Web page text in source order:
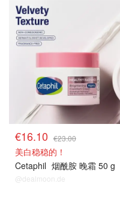
€16.10 €23.00
美白稳稳的！
Cetaphil 烟酰胺 晚霜 50 g
@dealmoon.de